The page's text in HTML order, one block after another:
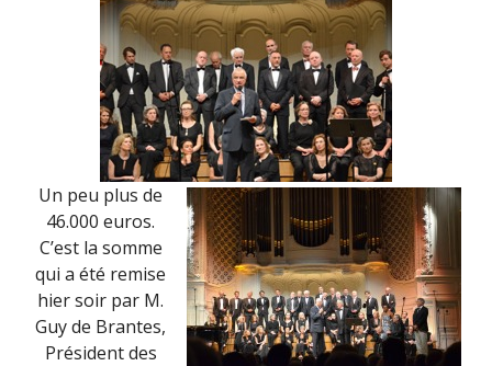
Un peu plus de
46.000 euros.
C’est la somme
qui a été remise
hier soir par M.
Guy de Brantes,
Président des